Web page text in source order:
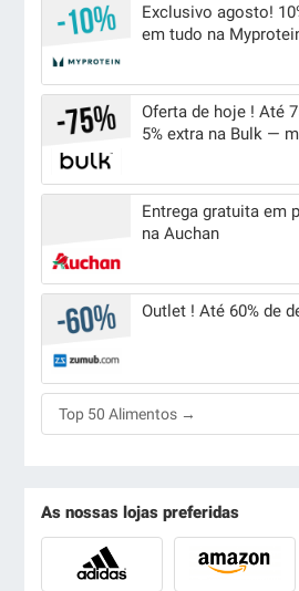
Exclusivo agosto!
em tudo na
Oferta de hoje ! Até
5% extra na Bulk —
Entrega gratuita em
na Auchan
Outlet ! Até 60% de
Top 50 Alimentos →
As nossas lojas preferidas